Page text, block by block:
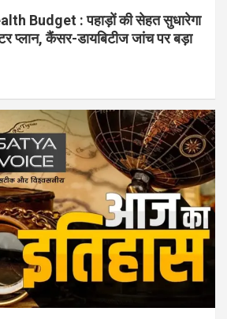
Budget : पहाड़ों की सेहत सुधारेगा
प्लान, कैंसर-डायबिटीज जांच पर बड़ा